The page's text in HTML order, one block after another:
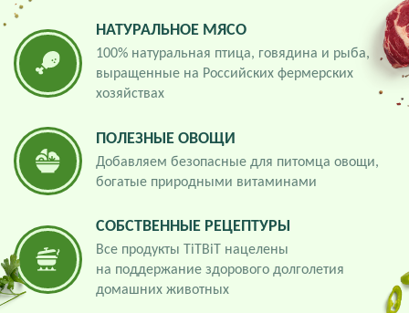
НАТУРАЛЬНОЕ МЯСО
100% натуральная птица, говядина и рыба,
выращенные на Российских фермерских
хозяйствах
ПОЛЕЗНЫЕ ОВОЩИ
Добавляем безопасные для питомца овощи,
богатые природными витаминами
СОБСТВЕННЫЕ РЕЦЕПТУРЫ
Все продукты TiTBiT нацелены
на поддержание здорового долголетия
домашних животных